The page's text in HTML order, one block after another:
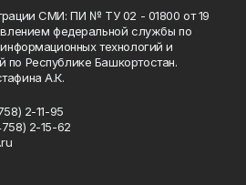
СМИ: ПИ № ТУ 02 - 01800 от 19
федеральной службы по
технологий и
Республике Башкортостан.
А.К.
2-11-95
2-15-62